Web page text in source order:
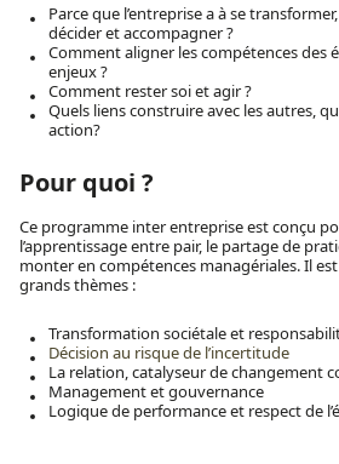
Parce que l’entreprise a à se
décider et accompagner ?
Comment aligner les compétences des
enjeux ?
Comment rester soi et agir ?
Quels liens construire avec les autres,
action?
Pour quoi ?
Ce programme inter entreprise est conçu
l’apprentissage entre pair, le partage de
monter en compétences managériales. Il
grands thèmes :
Transformation sociétale et
Décision au risque de l’incertitude
La relation, catalyseur de changement
Management et gouvernance
Logique de performance et respect de